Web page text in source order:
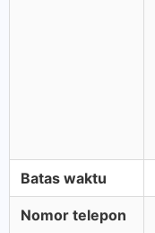
Batas waktu
Nomor telepon